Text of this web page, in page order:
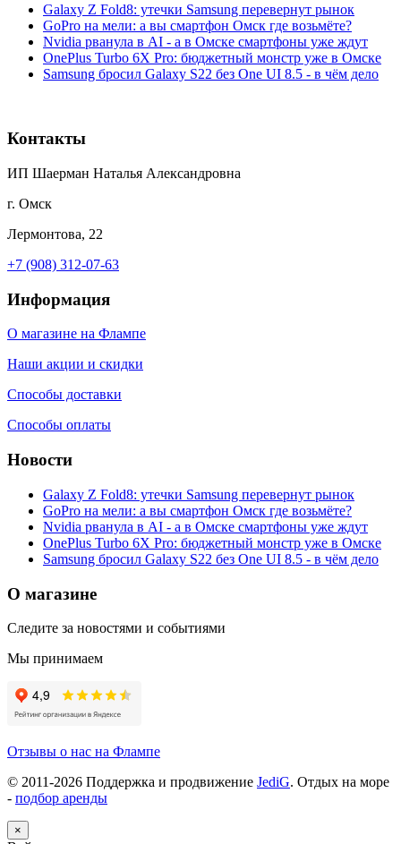
Galaxy Z Fold8: утечки Samsung перевернут рынок
GoPro на мели: а вы смартфон Омск где возьмёте?
Nvidia рванула в AI - а в Омске смартфоны уже ждут
OnePlus Turbo 6X Pro: бюджетный монстр уже в Омске
Samsung бросил Galaxy S22 без One UI 8.5 - в чём дело
Контакты
ИП Шаерман Наталья Александровна
г. Омск
Лермонтова, 22
+7 (908) 312-07-63
Информация
О магазине на Флампе
Наши акции и скидки
Способы доставки
Способы оплаты
Новости
Galaxy Z Fold8: утечки Samsung перевернут рынок
GoPro на мели: а вы смартфон Омск где возьмёте?
Nvidia рванула в AI - а в Омске смартфоны уже ждут
OnePlus Turbo 6X Pro: бюджетный монстр уже в Омске
Samsung бросил Galaxy S22 без One UI 8.5 - в чём дело
О магазине
Следите за новостями и событиями
Мы принимаем
Отзывы о нас на Флампе
© 2011-2026 Поддержка и продвижение JediG. Отдых на море
- подбор аренды
×